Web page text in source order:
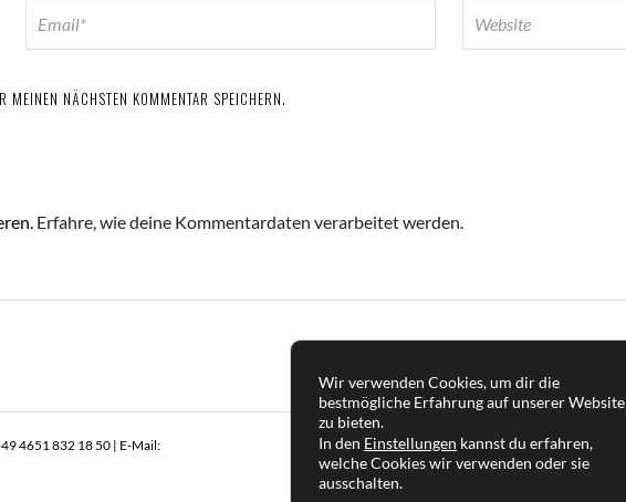
NÄCHSTEN KOMMENTAR SPEICHERN.
Erfahre, wie deine Kommentardaten verarbeitet werden.
4651 832 18 50 | E-Mail:
Wir verwenden Cookies, um dir die
bestmögliche Erfahrung auf unserer Website
zu bieten.
In den Einstellungen kannst du erfahren,
welche Cookies wir verwenden oder sie
ausschalten.